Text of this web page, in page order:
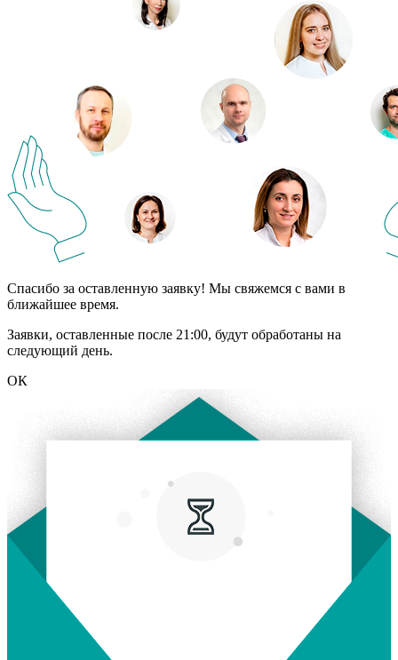
Спасибо за оставленную заявку! Мы свяжемся с вами в
ближайшее время.
Заявки, оставленные после 21:00, будут обработаны на
следующий день.
ОК